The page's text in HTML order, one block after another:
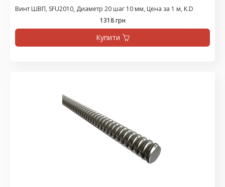
Винт ШВП, SFU2010, Диаметр 20 шаг 10 мм, Цена за 1 м, K.D
1318 грн
Купити